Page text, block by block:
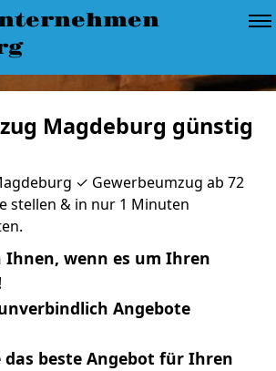
Magdeburg günstig
✓ Gewerbeumzug ab 72
stellen & in nur 1 Minuten
Ihnen, wenn es um Ihren
Angebote
das beste Angebot für Ihren